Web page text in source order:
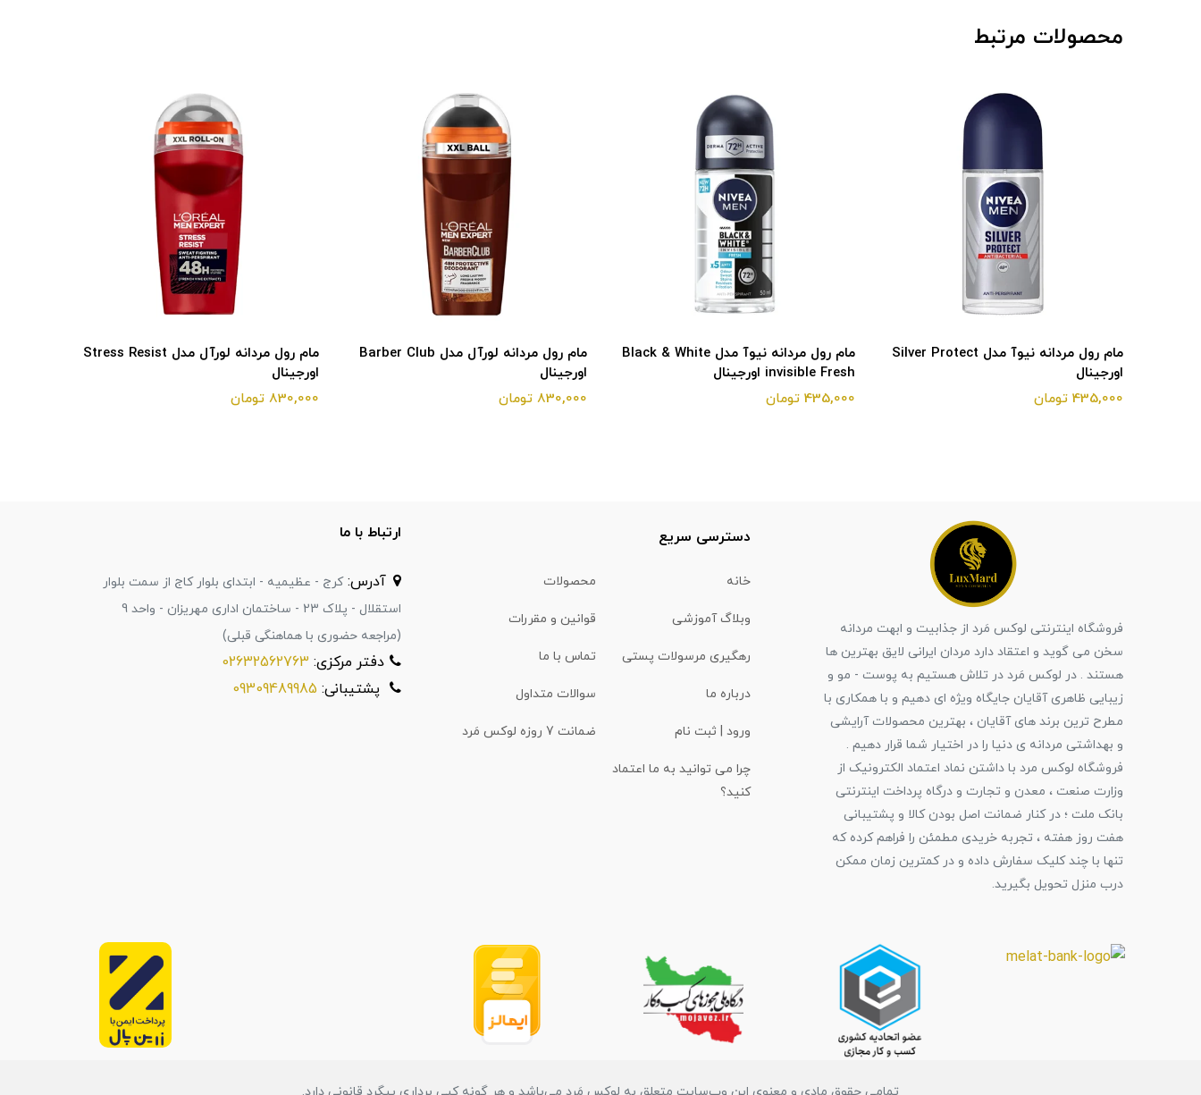
محصولات مرتبط
مام رول مردانه نیوآ مدل Silver Protect
اورجینال
435,000 تومان
مام رول مردانه نیوآ مدل Black & White
invisible Fresh اورجینال
435,000 تومان
مام رول مردانه لورآل مدل Barber Club
اورجینال
830,000 تومان
مام رول مردانه لورآل مدل Stress Resist
اورجینال
830,000 تومان
فروشگاه اینترنتی لوکس مَرد از جذابیت و ابهت مردانه
سخن می گوید و اعتقاد دارد مردان ایرانی لایق بهترین ها
هستند . در لوکس مَرد در تلاش هستیم به پوست - مو و
زیبایی ظاهری آقایان جایگاه ویژه ای دهیم و با همکاری با
مطرح ترین برند های آقایان ، بهترین محصولات آرایشی
و بهداشتی مردانه ی دنیا را در اختیار شما قرار دهیم .
فروشگاه لوکس مرد با داشتن نماد اعتماد الکترونیک از
وزارت صنعت ، معدن و تجارت و درگاه پرداخت اینترنتی
بانک ملت ؛ در کنار ضمانت اصل بودن کالا و پشتیبانی
هفت روز هفته ، تجربه خریدی مطمئن را فراهم کرده که
تنها با چند کلیک سفارش داده و در کمترین زمان ممکن
درب منزل تحویل بگیرید.
دسترسی سریع
خانه محصولات
وبلاگ آموزشی قوانین و مقررات
رهگیری مرسولات پستی تماس با ما
درباره ما سوالات متداول
ورود | ثبت نام ضمانت 7 روزه لوکس مَرد
چرا می توانید به ما اعتماد
کنید؟
ارتباط با ما
آدرس:کرج - عظیمیه - ابتدای بلوار کاج از سمت بلوار
استقلال - پلاک 23 - ساختمان اداری مهریزان - واحد 9
(مراجعه حضوری با هماهنگی قبلی)
دفتر مرکزی: 02632562763
پشتیبانی: 09309489985